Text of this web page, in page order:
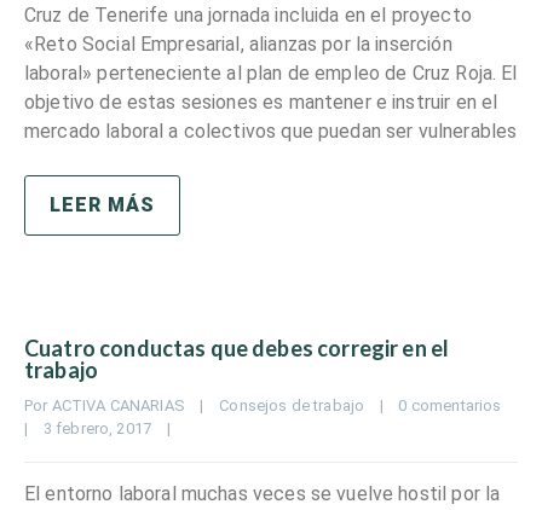
Cruz de Tenerife una jornada incluida en el proyecto
«Reto Social Empresarial, alianzas por la inserción
laboral» perteneciente al plan de empleo de Cruz Roja. El
objetivo de estas sesiones es mantener e instruir en el
mercado laboral a colectivos que puedan ser vulnerables
LEER MÁS
Cuatro conductas que debes corregir en el
trabajo
Por ACTIVA CANARIAS | Consejos de trabajo |
0 comentarios
|
3 febrero, 2017 |
El entorno laboral muchas veces se vuelve hostil por la